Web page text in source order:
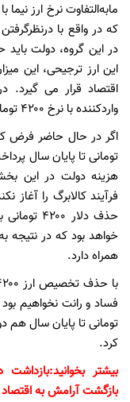
این ارز ترجیحی، ‌این
اقتصاد قرار می گیرد.
واردکننده با نرخ ۴۲۰۰ تومان ارز را تخصیص می‌داد.
فرآیند کالابرگ را آغاز
همراه دارد.
کرد.
بیشتر بخوانید:بازداشت
بازگشت آرامش به اقتصاد